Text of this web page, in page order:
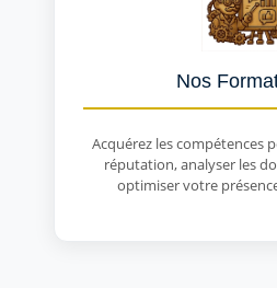
Nos
Acquérez les compétences
réputation, analyser les
optimiser votre